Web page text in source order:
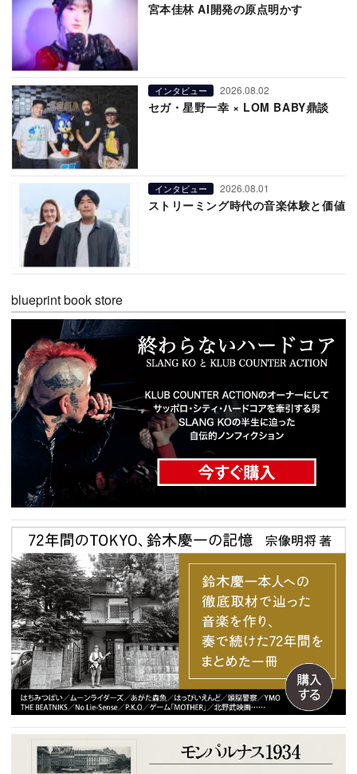
宮本佳林 AI開発の原点明かす
インタビュー 2026.08.02
セガ・星野一幸 × LOM BABY鼎談
インタビュー 2026.08.01
ストリーミング時代の音楽体験と価値
blueprint book store